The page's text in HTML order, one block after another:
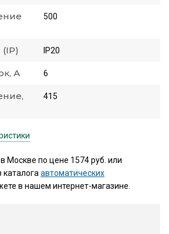
500
IP20
А 6
415
Москве по цене 1574 руб. или
каталогаавтоматических
в нашем интернет-магазине.